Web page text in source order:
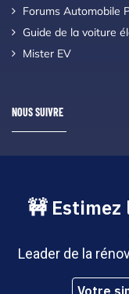
Forums Automobile
Guide de la voiture
Mister EV
NOUS SUIVRE
Copyright © 2026